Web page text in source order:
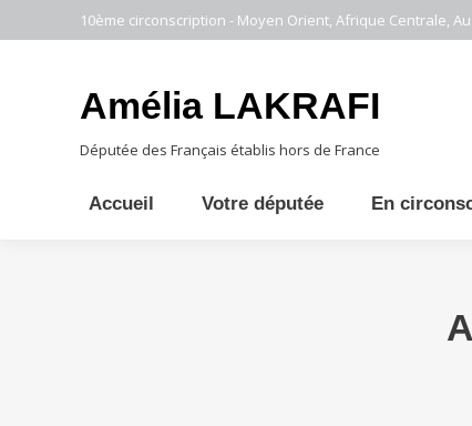
10ème circonscription - Moyen Orient, Afrique Centrale,
Amélia LAKRAFI
Députée des Français établis hors de France
Accueil Votre députée En